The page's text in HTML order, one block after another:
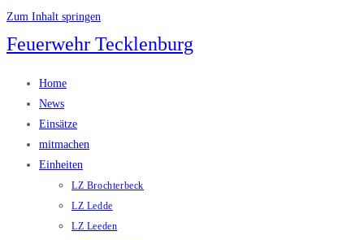
Zum Inhalt springen
Feuerwehr Tecklenburg
Home
News
Einsätze
mitmachen
Einheiten
LZ Brochterbeck
LZ Ledde
LZ Leeden